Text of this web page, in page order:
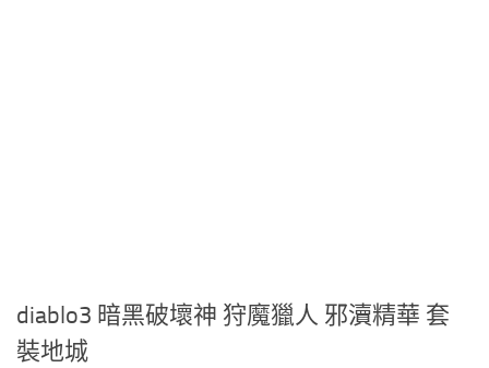
diablo3 暗黑破壞神 狩魔獵人 邪瀆精華 套
裝地城